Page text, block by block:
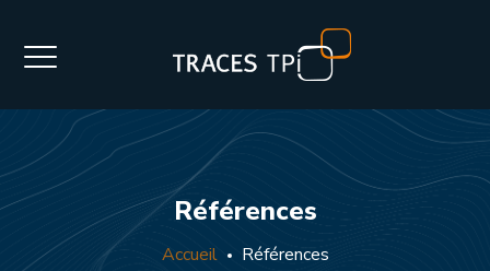
Références
Accueil Références